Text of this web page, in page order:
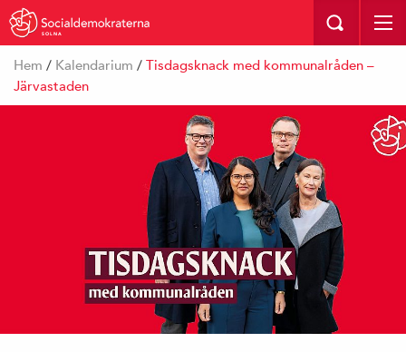
SOLNA
Hem / Kalendarium / Tisdagsknack med kommunalråden –
Järvastaden